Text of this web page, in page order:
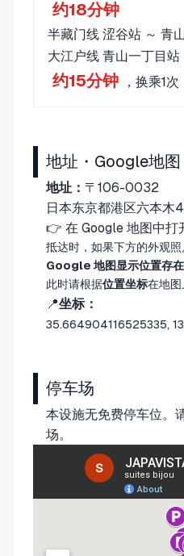
约18分钟
半藏门线 涩谷站 ～ 青
大江户线 青山一丁目站
约15分钟 ，换乘1次
地址・Google地图
地址： 〒106-0032
日本东京都港区六本木
👉 在 Google 地图中打
抵达时，如果下方的外观
Google 地图显示位置存
此时请根据位置坐标在地图
📍坐标：
35.664904116525335,
停车场
本设施无免费停车位。
场。